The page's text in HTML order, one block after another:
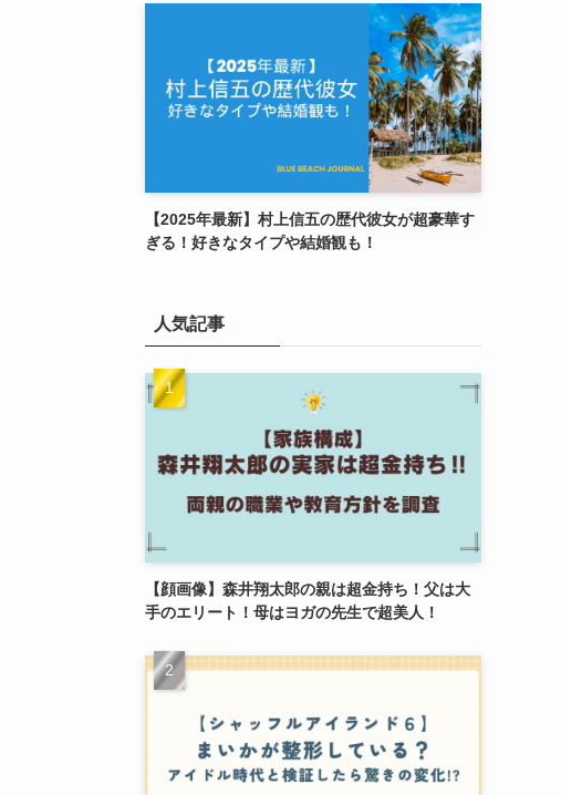
【2025年最新】村上信五の歴代彼女が超豪華す
ぎる！好きなタイプや結婚観も！
人気記事
【顔画像】森井翔太郎の親は超金持ち！父は大
手のエリート！母はヨガの先生で超美人！